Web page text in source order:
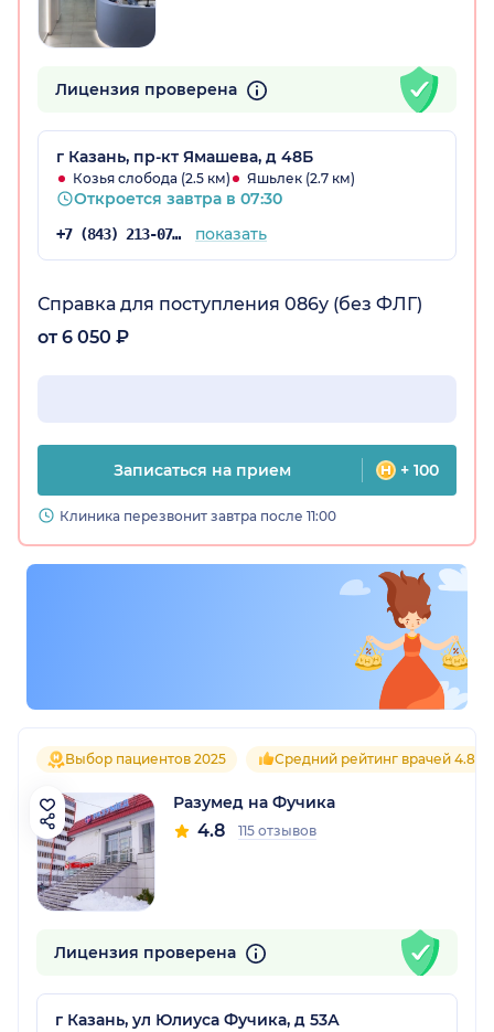
Лицензия проверена
г Казань, пр-кт Ямашева, д 48Б
Козья слобода (2.5 км) Яшьлек (2.7 км)
Откроется завтра в 07:30
+7 (843) 213-07-53 показать
Справка для поступления 086у (без ФЛГ)
от 6 050 ₽
Записаться на прием + 100
Клиника перезвонит завтра после 11:00
Выбор пациентов 2025 Средний рейтинг врачей 4.8
Разумед на Фучика
4.8 115 отзывов
Лицензия проверена
г Казань, ул Юлиуса Фучика, д 53А